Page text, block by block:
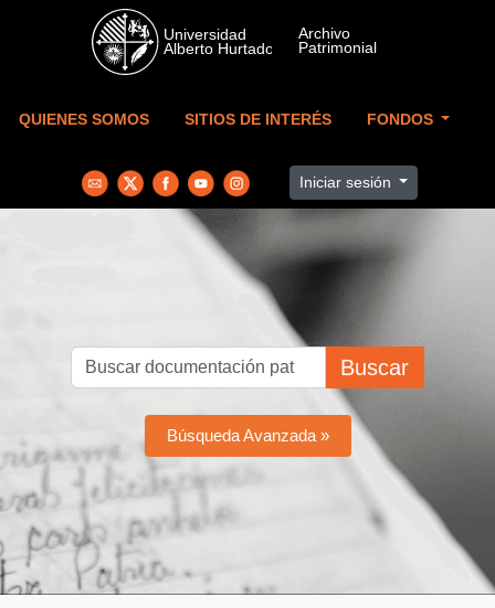
Skip to main content
QUIENES SOMOS SITIOS DE INTERÉS FONDOS
Iniciar sesión
Buscar
Búsqueda Avanzada »